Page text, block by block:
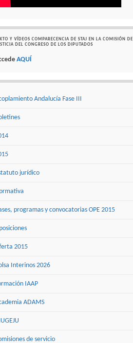
Y VÍDEOS COMPARECENCIA DE STAJ EN LA COMISIÓN DE
DEL CONGRESO DE LOS DIPUTADOS
AQUÍ
Andalucía Fase III
jurídico
programas y convocatorias OPE 2015
2015
Interinos 2026
IAAP
ADAMS
de servicio